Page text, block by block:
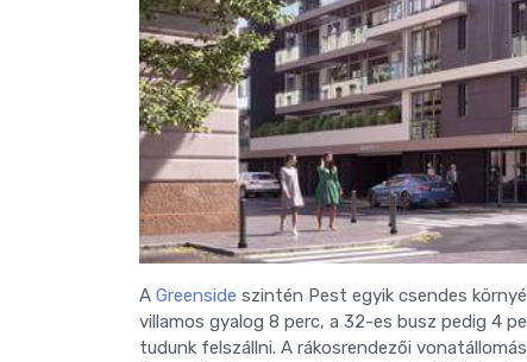
A Greenside szintén Pest egyik csendes
villamos gyalog 8 perc, a 32-es busz pedig 4
tudunk felszállni. A rákosrendezői